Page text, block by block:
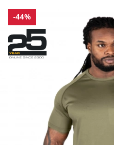
-44%
Produktbilder Performance